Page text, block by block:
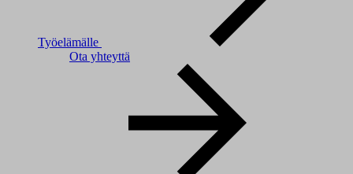
Työelämälle
Ota yhteyttä